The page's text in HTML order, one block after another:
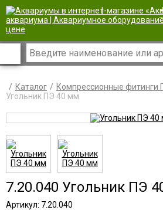
|
Каталог Компрессионные фитинги
Угольник ПЭ 40 мм
7.20.040 Угольник ПЭ
Артикул: 7.20.040